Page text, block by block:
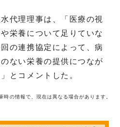
代理理事は、「医療の視
栄養について足りていな
の連携協定によって、病
ない栄養の提供につなが
とコメントした。
時の情報で、現在は異なる場合があります。